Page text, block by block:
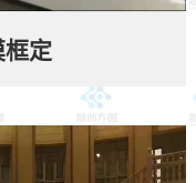
框定